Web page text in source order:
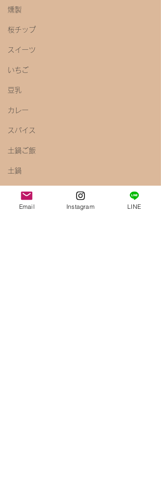
燻製
桜チップ
スイーツ
いちご
豆乳
カレー
スパイス
土鍋ご飯
土鍋
豚肩ロース
Email Instagram LINE